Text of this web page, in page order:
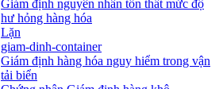
Giám định nguyên nhân tổn thất mức độ
hư hỏng hàng hóa
Lặn
giam-dinh-container
Giám định hàng hóa nguy hiểm trong vận
tải biển